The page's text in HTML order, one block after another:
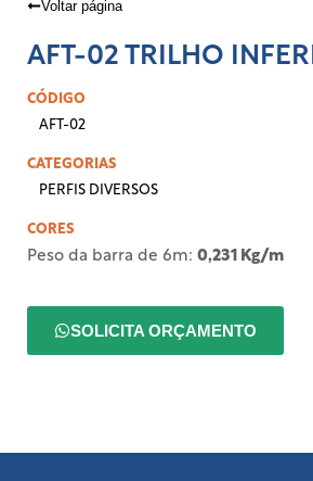
Voltar página
AFT-02 TRILHO
CÓDIGO
AFT-02
CATEGORIAS
PERFIS DIVERSOS
CORES
Peso da barra de 6m: 0,231 Kg/m
SOLICITA ORÇAMENTO